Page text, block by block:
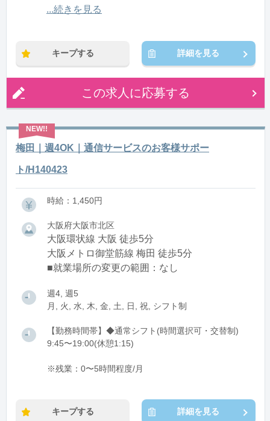
※残業：0〜5時間程度/月
...続きを見る
キープする 詳細を見る
この求人に応募する
梅田｜週4OK｜通信サービスのお客様サポー
ト/H140423
時給：1,450円
大阪府大阪市北区
大阪環状線 大阪 徒歩5分
大阪メトロ御堂筋線 梅田 徒歩5分
■就業場所の変更の範囲：なし
週4, 週5
月, 火, 水, 木, 金, 土, 日, 祝, シフト制
【勤務時間帯】◆通常シフト(時間選択可・交替制)
9:45〜19:00(休憩1:15)
※残業：0〜5時間程度/月
キープする 詳細を見る